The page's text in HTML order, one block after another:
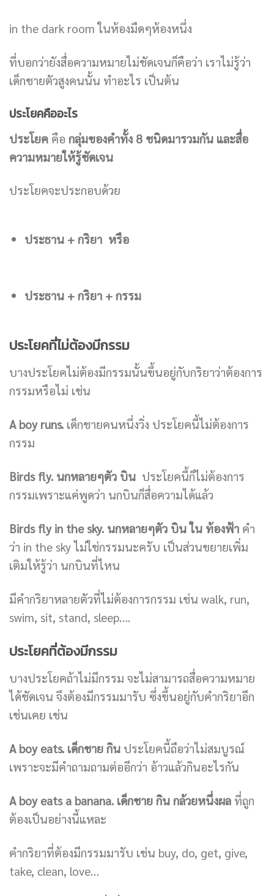
in the dark room ในห้องมืดๆห้องหนึ่ง
ที่บอกว่ายังสื่อความหมายไม่ชัดเจนก็คือว่า เราไม่รู้ว่า
เด็กชายตัวสูงคนนั้น ทำอะไร เป็นต้น
ประโยคคืออะไร
ประโยค คือ กลุ่มของคำทั้ง 8 ชนิดมารวมกัน และสื่อ
ความหมายให้รู้ชัดเจน
ประโยคจะประกอบด้วย
ประธาน + กริยา หรือ
ประธาน + กริยา + กรรม
ประโยคที่ไม่ต้องมีกรรม
บางประโยคไม่ต้องมีกรรมนั้นขึ้นอยู่กับกริยาว่าต้องการ
กรรมหรือไม่ เช่น
A boy runs. เด็กชายคนหนึ่งวิ่ง ประโยคนี้ไม่ต้องการ
กรรม
Birds fly. นกหลายๆตัว บิน ประโยคนี้ก็ไม่ต้องการ
กรรมเพราะแค่พูดว่า นกบินก็สื่อความได้แล้ว
Birds fly in the sky. นกหลายๆตัว บิน ใน ท้องฟ้า คำ
ว่า in the sky ไม่ใช่กรรมนะครับ เป็นส่วนขยายเพิ่ม
เติมให้รู้ว่า นกบินที่ไหน
มีคำกริยาหลายตัวที่ไม่ต้องการกรรม เช่น walk, run,
swim, sit, stand, sleep….
ประโยคที่ต้องมีกรรม
บางประโยคถ้าไม่มีกรรม จะไม่สามารถสื่อความหมาย
ได้ชัดเจน จึงต้องมีกรรมมารับ ซึ่งขึ้นอยู่กับคำกริยาอีก
เช่นเคย เช่น
A boy eats. เด็กชาย กิน ประโยคนี้ถือว่าไม่สมบูรณ์
เพราะจะมีคำถามถามต่ออีกว่า อ้าวแล้วกินอะไรกัน
A boy eats a banana. เด็กชาย กิน กล้วยหนึ่งผล ที่ถูก
ต้องเป็นอย่างนี้แหละ
คำกริยาที่ต้องมีกรรมมารับ เช่น buy, do, get, give,
take, clean, love…